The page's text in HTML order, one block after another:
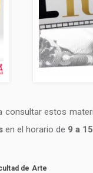
estos
en el horario de 9 a
de Arte